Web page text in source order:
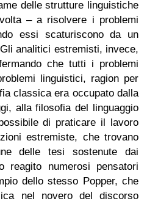
delle strutture linguistiche
– a risolvere i problemi
essi scaturiscono da un
analitici estremisti, invece,
che tutti i problemi
linguistici, ragion per
classica era occupato dalla
alla filosofia del linguaggio
di praticare il lavoro
estremiste, che trovano
delle tesi sostenute dai
reagito numerosi pensatori
dello stesso Popper, che
nel novero del discorso